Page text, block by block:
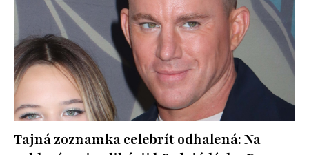
Tajná zoznamka celebrít odhalená: Na